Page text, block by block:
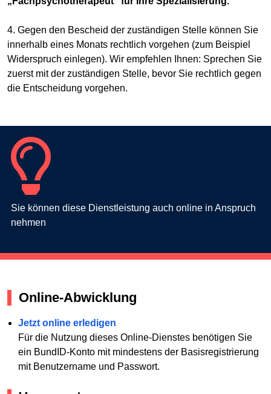
4. Gegen den Bescheid der zuständigen Stelle können Sie
innerhalb eines Monats rechtlich vorgehen (zum Beispiel
Widerspruch einlegen). Wir empfehlen Ihnen: Sprechen Sie
zuerst mit der zuständigen Stelle, bevor Sie rechtlich gegen
die Entscheidung vorgehen.
Sie können diese Dienstleistung auch online in Anspruch
nehmen
Online-Abwicklung
Jetzt online erledigen
Für die Nutzung dieses Online-Dienstes benötigen Sie
ein BundID-Konto mit mindestens der Basisregistrierung
mit Benutzername und Passwort.